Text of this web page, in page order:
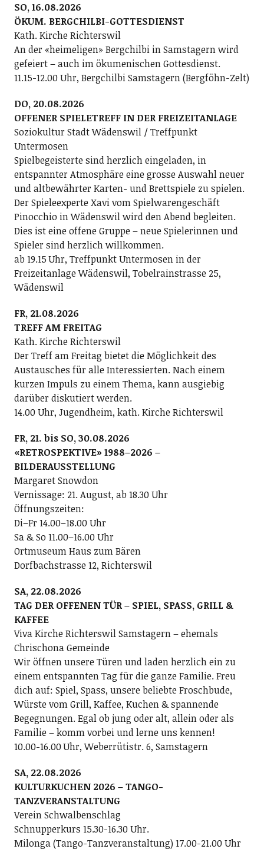
SO, 16.08.2026
ÖKUM. BERGCHILBI-GOTTESDIENST
Kath. Kirche Richterswil
An der «heimeligen» Bergchilbi in Samstagern wird
gefeiert – auch im ökumenischen Gottesdienst.
11.15-12.00 Uhr, Bergchilbi Samstagern (Bergföhn-Zelt)
DO, 20.08.2026
OFFENER SPIELETREFF IN DER FREIZEITANLAGE
Soziokultur Stadt Wädenswil / Treffpunkt
Untermosen
Spielbegeisterte sind herzlich eingeladen, in
entspannter Atmosphäre eine grosse Auswahl neuer
und altbewährter Karten- und Brettspiele zu spielen.
Der Spieleexperte Xavi vom Spielwarengeschäft
Pinocchio in Wädenswil wird den Abend begleiten.
Dies ist eine offene Gruppe – neue Spielerinnen und
Spieler sind herzlich willkommen.
ab 19.15 Uhr, Treffpunkt Untermosen in der
Freizeitanlage Wädenswil, Tobelrainstrasse 25,
Wädenswil
FR, 21.08.2026
TREFF AM FREITAG
Kath. Kirche Richterswil
Der Treff am Freitag bietet die Möglichkeit des
Austausches für alle Interessierten. Nach einem
kurzen Impuls zu einem Thema, kann ausgiebig
darüber diskutiert werden.
14.00 Uhr, Jugendheim, kath. Kirche Richterswil
FR, 21. bis SO, 30.08.2026
«RETROSPEKTIVE» 1988–2026 –
BILDERAUSSTELLUNG
Margaret Snowdon
Vernissage: 21. August, ab 18.30 Uhr
Öffnungszeiten:
Di–Fr 14.00–18.00 Uhr
Sa & So 11.00–16.00 Uhr
Ortmuseum Haus zum Bären
Dorfbachstrasse 12, Richterswil
SA, 22.08.2026
TAG DER OFFENEN TÜR – SPIEL, SPASS, GRILL &
KAFFEE
Viva Kirche Richterswil Samstagern – ehemals
Chrischona Gemeinde
Wir öffnen unsere Türen und laden herzlich ein zu
einem entspannten Tag für die ganze Familie. Freu
dich auf: Spiel, Spass, unsere beliebte Froschbude,
Würste vom Grill, Kaffee, Kuchen & spannende
Begegnungen. Egal ob jung oder alt, allein oder als
Familie – komm vorbei und lerne uns kennen!
10.00-16.00 Uhr, Weberrütistr. 6, Samstagern
SA, 22.08.2026
KULTURKUCHEN 2026 – TANGO-
TANZVERANSTALTUNG
Verein Schwalbenschlag
Schnupperkurs 15.30-16.30 Uhr.
Milonga (Tango-Tanzveranstaltung) 17.00-21.00 Uhr